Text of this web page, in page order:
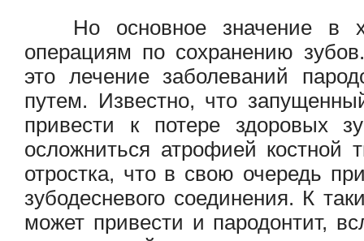
Но основное значение в
операциям по сохранению
это лечение заболеваний
путем. Известно, что
привести к потере здоровых
осложниться атрофией костной
отростка, что в свою очередь
зубодесневого соединения. К
может привести и пародонтит,